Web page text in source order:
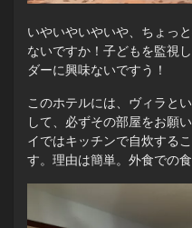
いやいやいやいや、ちょっ
ないですか！子どもを監視
ダーに興味ないですう！
このホテルには、ヴィラと
して、必ずその部屋をお願
イではキッチンで自炊する
す。理由は簡単。外食での